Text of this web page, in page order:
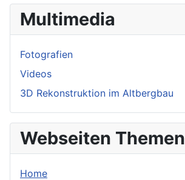
Multimedia
Fotografien
Videos
3D Rekonstruktion im Altbergbau
Webseiten Themen
Home